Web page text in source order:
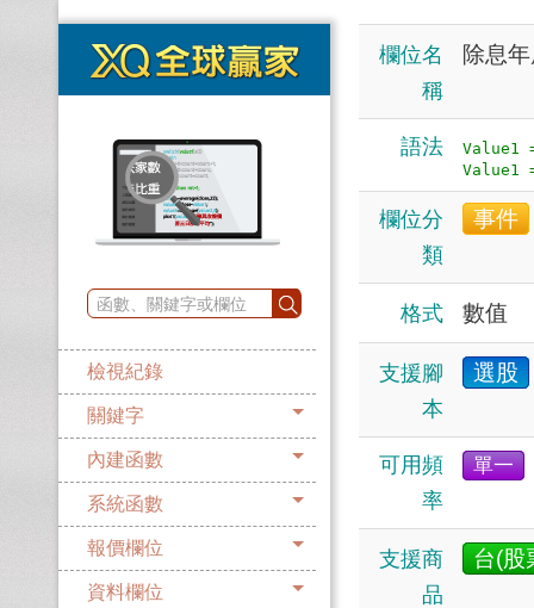
檢視紀錄
關鍵字
內建函數
系統函數
報價欄位
資料欄位
欄位名
稱
除息
語法 Value1
欄位分
類
事件
格式 數值
支援腳
本
選股
可用頻
率
單一
支援商
品
台(股